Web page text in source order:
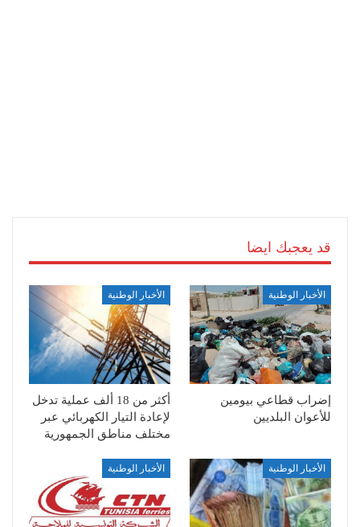
قد يعجبك ايضا
الأخبار الوطنية
إضراب قطاعي بيومين
للأعوان البلديين
الأخبار الوطنية
أكثر من 18 ألف عملية تدخل
لإعادة التيار الكهربائي عبر
مختلف مناطق الجمهورية
الأخبار الوطنية الأخبار الوطنية